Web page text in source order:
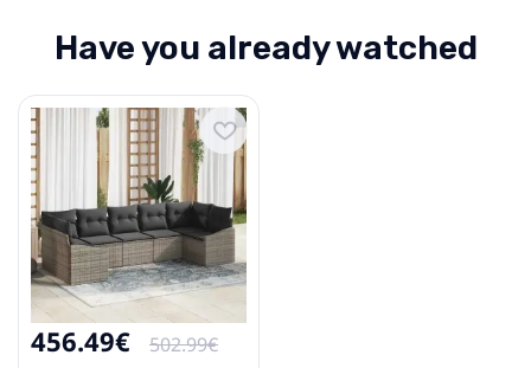
Have you already watched
456.49€
502.99€